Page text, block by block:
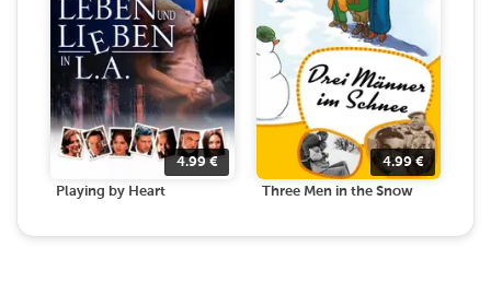
4.99€
Playing by Heart
4.99€
Three Men in the Snow